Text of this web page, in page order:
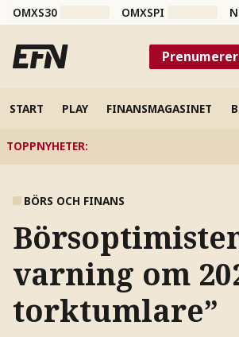
OMXS30 OMXSPI
START PLAY FINANSMAGASINET
TOPPNYHETER:
BÖRS OCH FINANS
varning om
torktumlare”